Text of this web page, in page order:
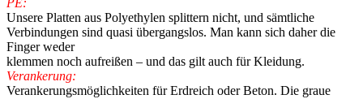
Unsere Platten aus Polyethylen splittern nicht, und sämtliche
Verbindungen sind quasi übergangslos. Man kann sich daher die
Finger weder
klemmen noch aufreißen – und das gilt auch für Kleidung.
Verankerung:
Verankerungsmöglichkeiten für Erdreich oder Beton. Die graue